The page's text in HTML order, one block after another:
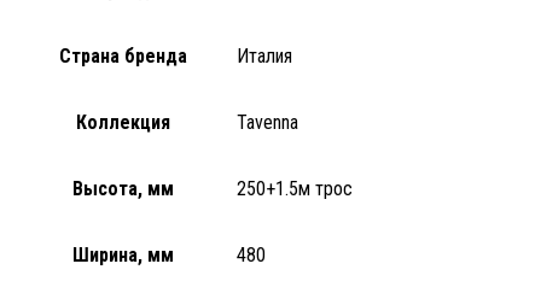
Страна бренда Италия
Коллекция Tavenna
Высота, мм 250+1.5м трос
Ширина, мм 480